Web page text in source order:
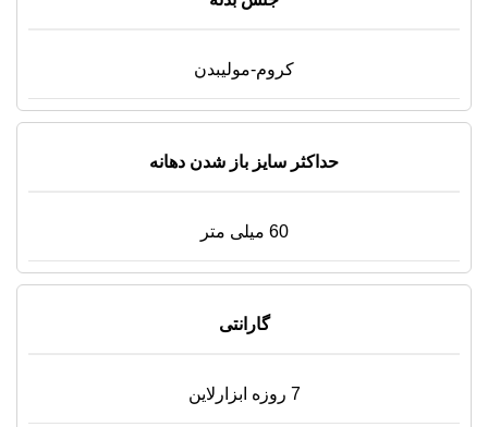
کروم-مولیبدن
حداکثر سایز باز شدن دهانه
60 میلی متر
گارانتی
7 روزه ابزارلاین